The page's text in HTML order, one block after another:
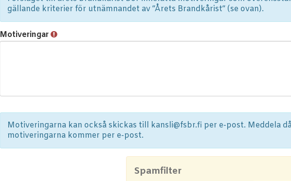
gällande kriterier för utnämnandet av ”Årets Brandkårist” (se ovan).
Motiveringar
Motiveringarna kan också skickas till kansli@fsbr.fi per e-post. Meddela
motiveringarna kommer per e-post.
Spamfilter